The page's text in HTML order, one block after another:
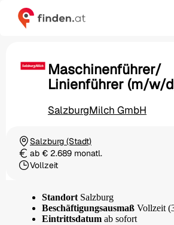
Maschinenführer/
Linienführer (m/w/
SalzburgMilch GmbH
Ortschaft
Salzburg (Stadt)
Gehaltab € 2.689 monatl.
Beschäftigungsart
Vollzeit
Standort Salzburg
Beschäftigungsausmaß Vollzeit
Eintrittsdatum ab sofort